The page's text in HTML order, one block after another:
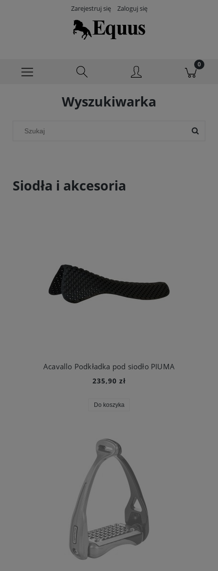
Zarejestruj się Zaloguj się
Wyszukiwarka
Siodła i akcesoria
Acavallo Podkładka pod siodło PIUMA
235,90 zł
Do koszyka